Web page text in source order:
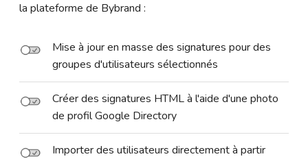
la plateforme de Bybrand :
Mise à jour en masse des signatures pour des
groupes d'utilisateurs sélectionnés
Créer des signatures HTML à l'aide d'une photo
de profil Google Directory
Importer des utilisateurs directement à partir